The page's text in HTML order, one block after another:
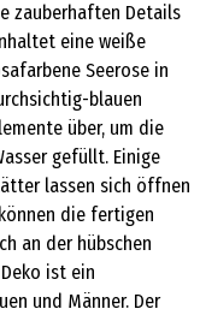
zauberhaften Details
eine weiße
Seerose in
blauen
über, um die
gefüllt. Einige
lassen sich öffnen
die fertigen
an der hübschen
ist ein
und Männer. Der